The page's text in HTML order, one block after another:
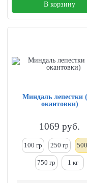
В корзину
Миндаль лепестки
окантовки)
1069 руб.
100 гр 250 гр
750 гр 1 кг